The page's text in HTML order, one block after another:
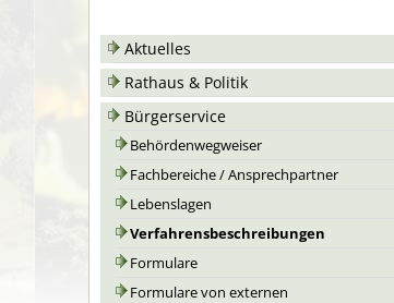
Aktuelles
Rathaus & Politik
Bürgerservice
Behördenwegweiser
Fachbereiche / Ansprechpartner
Lebenslagen
Verfahrensbeschreibungen
Formulare
Formulare von externen